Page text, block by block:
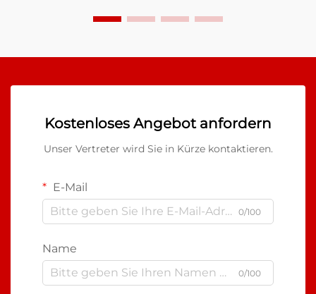
Kurzschlüssen, Isolationsausfällen und letztlich zum
Kostenloses Angebot anfordern
Unser Vertreter wird Sie in Kürze kontaktieren.
E-Mail
0/100
Name
0/100